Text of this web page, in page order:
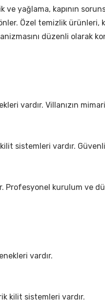
yağlama, kapının
Özel temizlik ürünleri,
düzenli olarak
vardır. Villanızın
sistemleri vardır.
Profesyonel kurulum ve
vardır.
kilit sistemleri vardır.